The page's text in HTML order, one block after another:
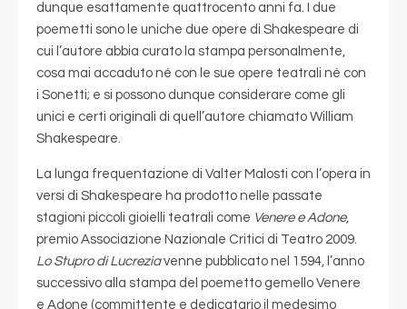
dunque esattamente quattrocento anni fa. I due
poemetti sono le uniche due opere di Shakespeare di
cui l’autore abbia curato la stampa personalmente,
cosa mai accaduto né con le sue opere teatrali né con
i Sonetti; e si possono dunque considerare come gli
unici e certi originali di quell’autore chiamato William
Shakespeare.
La lunga frequentazione di Valter Malosti con l’opera in
versi di Shakespeare ha prodotto nelle passate
stagioni piccoli gioielli teatrali come Venere e Adone,
premio Associazione Nazionale Critici di Teatro 2009.
Lo Stupro di Lucreziavenne pubblicato nel 1594, l’anno
successivo alla stampa del poemetto gemello Venere
e Adone (committente e dedicatario il medesimo